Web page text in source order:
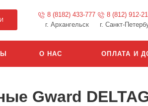
8 (8182) 433-777
г. Архангельск
8 (812) 912-
г. Санкт-
О НАС ОПЛАТА И
Gward